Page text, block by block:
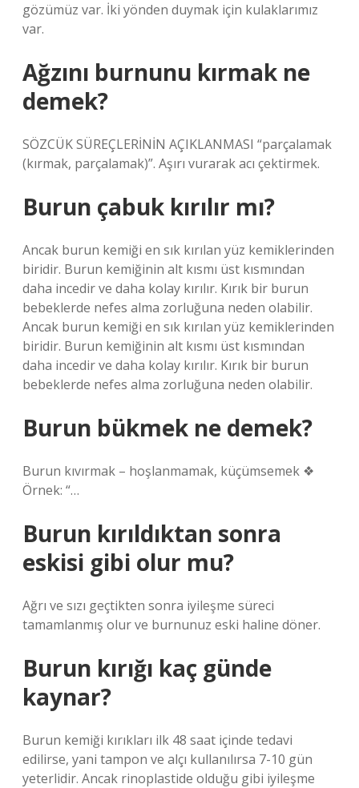
gözümüz var. İki yönden duymak için kulaklarımız
var.
Ağzını burnunu kırmak ne
demek?
SÖZCÜK SÜREÇLERİNİN AÇIKLANMASI “parçalamak
(kırmak, parçalamak)”. Aşırı vurarak acı çektirmek.
Burun çabuk kırılır mı?
Ancak burun kemiği en sık kırılan yüz kemiklerinden
biridir. Burun kemiğinin alt kısmı üst kısmından
daha incedir ve daha kolay kırılır. Kırık bir burun
bebeklerde nefes alma zorluğuna neden olabilir.
Ancak burun kemiği en sık kırılan yüz kemiklerinden
biridir. Burun kemiğinin alt kısmı üst kısmından
daha incedir ve daha kolay kırılır. Kırık bir burun
bebeklerde nefes alma zorluğuna neden olabilir.
Burun bükmek ne demek?
Burun kıvırmak – hoşlanmamak, küçümsemek ❖
Örnek: “…
Burun kırıldıktan sonra
eskisi gibi olur mu?
Ağrı ve sızı geçtikten sonra iyileşme süreci
tamamlanmış olur ve burnunuz eski haline döner.
Burun kırığı kaç günde
kaynar?
Burun kemiği kırıkları ilk 48 saat içinde tedavi
edilirse, yani tampon ve alçı kullanılırsa 7-10 gün
yeterlidir. Ancak rinoplastide olduğu gibi iyileşme